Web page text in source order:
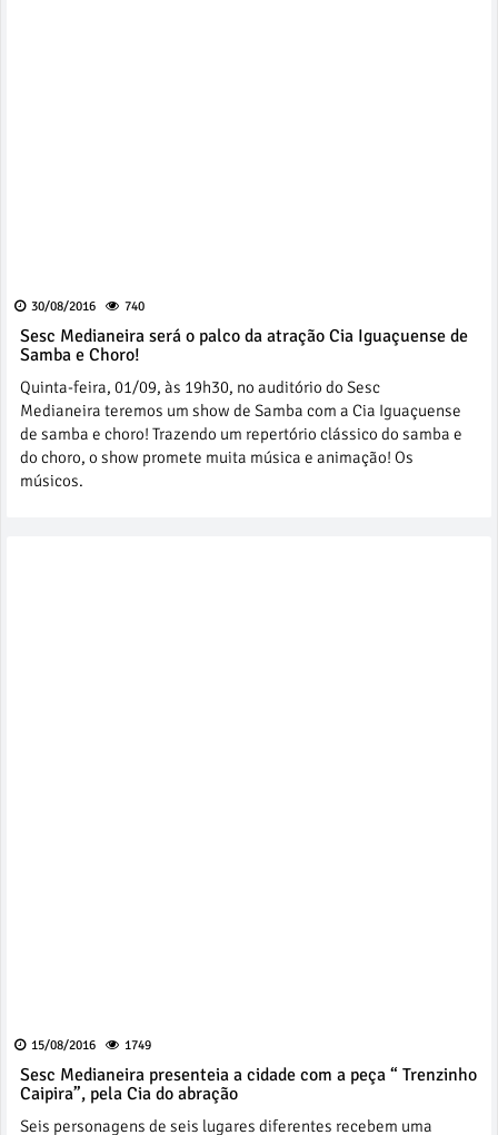
30/08/2016 740
Sesc Medianeira será o palco da atração Cia Iguaçuense de
Samba e Choro!
Quinta-feira, 01/09, às 19h30, no auditório do Sesc
Medianeira teremos um show de Samba com a Cia Iguaçuense
de samba e choro! Trazendo um repertório clássico do samba e
do choro, o show promete muita música e animação! Os
músicos.
15/08/2016 1749
Sesc Medianeira presenteia a cidade com a peça “ Trenzinho
Caipira”, pela Cia do abração
Seis personagens de seis lugares diferentes recebem uma